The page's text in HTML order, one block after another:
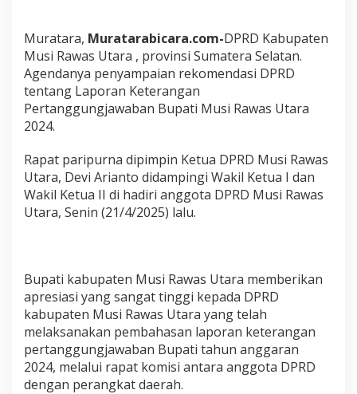
s
U
a
r
a
s
L
K
P
a
t
i
M
u
s
i
R
Muratara, Muratarabicara.com-DPRD Kabupaten
Musi Rawas Utara , provinsi Sumatera Selatan.
Agendanya penyampaian rekomendasi DPRD
tentang Laporan Keterangan
Pertanggungjawaban Bupati Musi Rawas Utara
2024.
Rapat paripurna dipimpin Ketua DPRD Musi Rawas
Utara, Devi Arianto didampingi Wakil Ketua I dan
Wakil Ketua II di hadiri anggota DPRD Musi Rawas
Utara, Senin (21/4/2025) lalu.
Bupati kabupaten Musi Rawas Utara memberikan
apresiasi yang sangat tinggi kepada DPRD
kabupaten Musi Rawas Utara yang telah
melaksanakan pembahasan laporan keterangan
pertanggungjawaban Bupati tahun anggaran
2024, melalui rapat komisi antara anggota DPRD
dengan perangkat daerah.